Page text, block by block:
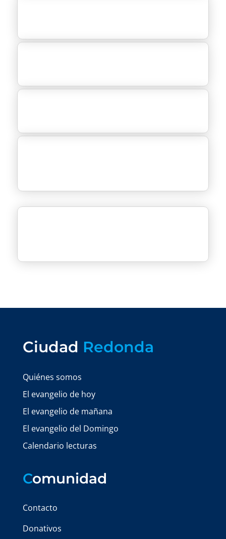
Ciudad Redonda
Quiénes somos
El evangelio de hoy
El evangelio de mañana
El evangelio del Domingo
Calendario lecturas
Comunidad
Contacto
Donativos